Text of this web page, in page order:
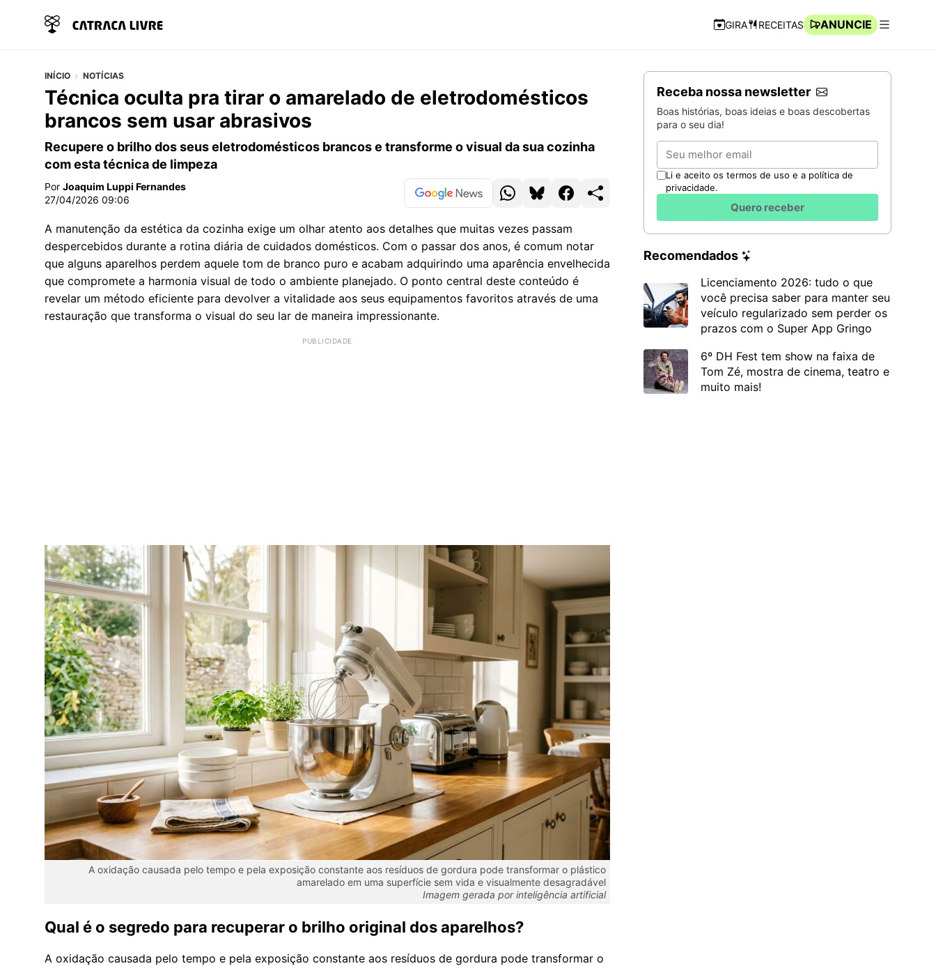
Navegação Rápida
GIRA RECEITAS
ANUNCIE
INÍCIO NOTÍCIAS
Técnica oculta pra tirar o amarelado de eletrodomésticos
brancos sem usar abrasivos
Recupere o brilho dos seus eletrodomésticos brancos e transforme o visual da sua cozinha
com esta técnica de limpeza
Por Joaquim Luppi Fernandes
27/04/2026 09:06
A manutenção da estética da cozinha exige um olhar atento aos detalhes que muitas vezes passam
despercebidos durante a rotina diária de cuidados domésticos. Com o passar dos anos, é comum notar
que alguns aparelhos perdem aquele tom de branco puro e acabam adquirindo uma aparência envelhecida
que compromete a harmonia visual de todo o ambiente planejado. O ponto central deste conteúdo é
revelar um método eficiente para devolver a vitalidade aos seus equipamentos favoritos através de uma
restauração que transforma o visual do seu lar de maneira impressionante.
A oxidação causada pelo tempo e pela exposição constante aos resíduos de gordura pode transformar o plástico
amarelado em uma superfície sem vida e visualmente desagradável
Imagem gerada por inteligência artificial
Qual é o segredo para recuperar o brilho original dos aparelhos?
A oxidação causada pelo tempo e pela exposição constante aos resíduos de gordura pode transformar o
Receba nossa newsletter
Boas histórias, boas ideias e boas descobertas
para o seu dia!
Email
Li e aceito os termos de uso e a política de
privacidade.
Quero receber
Recomendados
Licenciamento 2026: tudo o que
você precisa saber para manter seu
veículo regularizado sem perder os
prazos com o Super App Gringo
6º DH Fest tem show na faixa de
Tom Zé, mostra de cinema, teatro e
muito mais!